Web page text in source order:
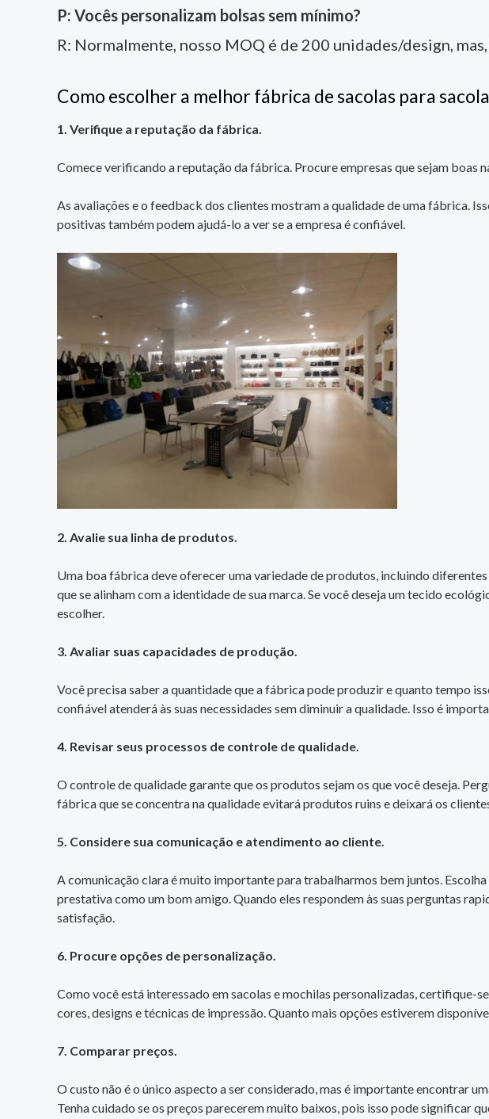
P: Vocês personalizam bolsas sem mínimo?
R: Normalmente, nosso MOQ é de 200 unidades/design,
Como escolher a melhor fábrica de sacolas para
1. Verifique a reputação da fábrica.
Comece verificando a reputação da fábrica. Procure empresas que sejam boas
As avaliações e o feedback dos clientes mostram a qualidade de uma fábrica.
positivas também podem ajudá-lo a ver se a empresa é confiável.
2. Avalie sua linha de produtos.
Uma boa fábrica deve oferecer uma variedade de produtos, incluindo
que se alinham com a identidade de sua marca. Se você deseja um tecido
escolher.
3. Avaliar suas capacidades de produção.
Você precisa saber a quantidade que a fábrica pode produzir e quanto tempo
confiável atenderá às suas necessidades sem diminuir a qualidade. Isso é
4. Revisar seus processos de controle de qualidade.
O controle de qualidade garante que os produtos sejam os que você deseja.
fábrica que se concentra na qualidade evitará produtos ruins e deixará os
5. Considere sua comunicação e atendimento ao cliente.
A comunicação clara é muito importante para trabalharmos bem juntos.
prestativa como um bom amigo. Quando eles respondem às suas perguntas
satisfação.
6. Procure opções de personalização.
Como você está interessado em sacolas e mochilas personalizadas, certifique-
cores, designs e técnicas de impressão. Quanto mais opções estiverem
7. Comparar preços.
O custo não é o único aspecto a ser considerado, mas é importante encontrar
Tenha cuidado se os preços parecerem muito baixos, pois isso pode significar